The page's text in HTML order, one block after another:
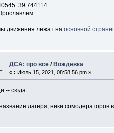
39.744114
движения лежат наосновной
ДСА: про все /Вождевка
« : Июль 15, 2021, 08:58:56 pm »
-- сюда.
лагеря, ники сомодераторов